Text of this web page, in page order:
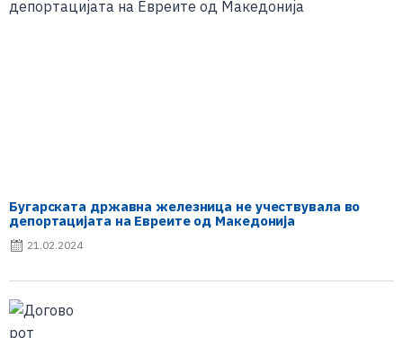
Бугарската државна железница не учествувала во
депортацијата на Евреите од Македонија
21.02.2024